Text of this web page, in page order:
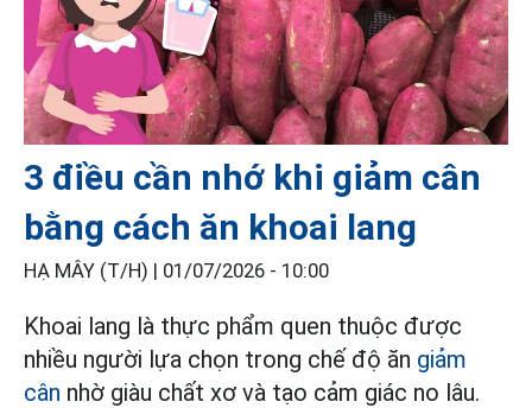
3 điều cần nhớ khi giảm cân
bằng cách ăn khoai lang
HẠ MÂY (T/H) | 01/07/2026 - 10:00
Khoai lang là thực phẩm quen thuộc được
nhiều người lựa chọn trong chế độ ăn giảm
cân nhờ giàu chất xơ và tạo cảm giác no lâu.